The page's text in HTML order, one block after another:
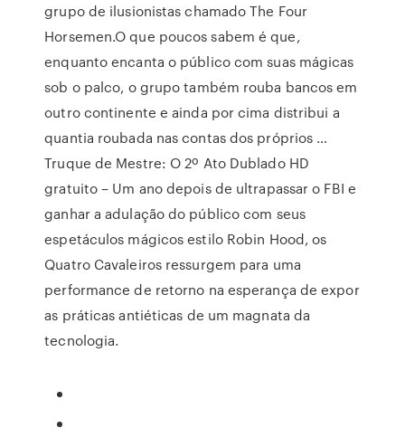
grupo de ilusionistas chamado The Four
Horsemen.O que poucos sabem é que,
enquanto encanta o público com suas mágicas
sob o palco, o grupo também rouba bancos em
outro continente e ainda por cima distribui a
quantia roubada nas contas dos próprios …
Truque de Mestre: O 2º Ato Dublado HD
gratuito – Um ano depois de ultrapassar o FBI e
ganhar a adulação do público com seus
espetáculos mágicos estilo Robin Hood, os
Quatro Cavaleiros ressurgem para uma
performance de retorno na esperança de expor
as práticas antiéticas de um magnata da
tecnologia.